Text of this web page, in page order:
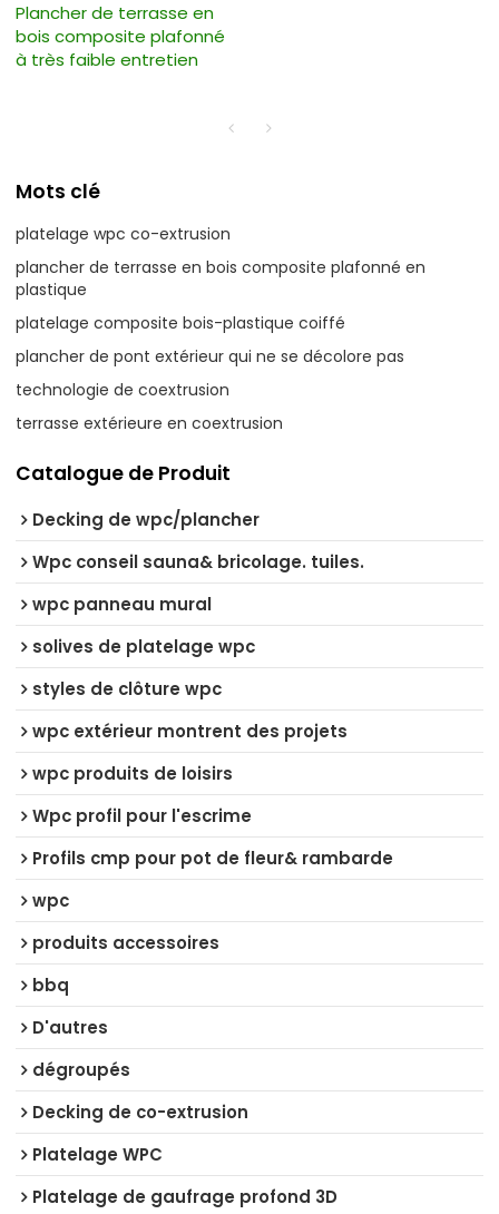
Plancher de terrasse en
bois composite plafonné
à très faible entretien
Mots clé
platelage wpc co-extrusion
plancher de terrasse en bois composite plafonné en
plastique
platelage composite bois-plastique coiffé
plancher de pont extérieur qui ne se décolore pas
technologie de coextrusion
terrasse extérieure en coextrusion
Catalogue de Produit
Decking de wpc/plancher
Wpc conseil sauna& bricolage. tuiles.
wpc panneau mural
solives de platelage wpc
styles de clôture wpc
wpc extérieur montrent des projets
wpc produits de loisirs
Wpc profil pour l'escrime
Profils cmp pour pot de fleur& rambarde
wpc
produits accessoires
bbq
D'autres
dégroupés
Decking de co-extrusion
Platelage WPC
Platelage de gaufrage profond 3D